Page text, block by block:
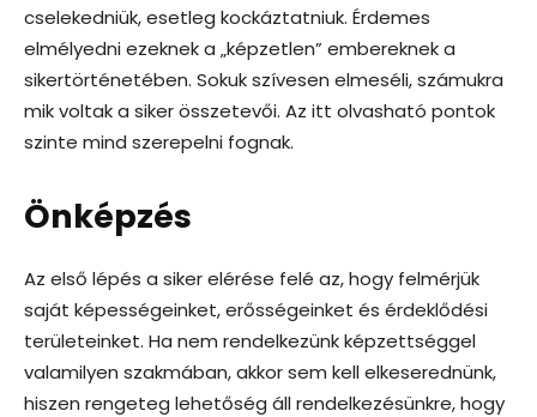
cselekedniük, esetleg kockáztatniuk. Érdemes
elmélyedni ezeknek a „képzetlen” embereknek a
sikertörténetében. Sokuk szívesen elmeséli, számukra
mik voltak a siker összetevői. Az itt olvasható pontok
szinte mind szerepelni fognak.
Önképzés
Az első lépés a siker elérése felé az, hogy felmérjük
saját képességeinket, erősségeinket és érdeklődési
területeinket. Ha nem rendelkezünk képzettséggel
valamilyen szakmában, akkor sem kell elkeserednünk,
hiszen rengeteg lehetőség áll rendelkezésünkre, hogy